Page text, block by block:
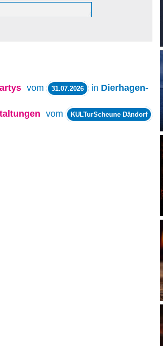
vom 31.07.2026 in Dierhagen-
vom KULTurScheune Dändorf